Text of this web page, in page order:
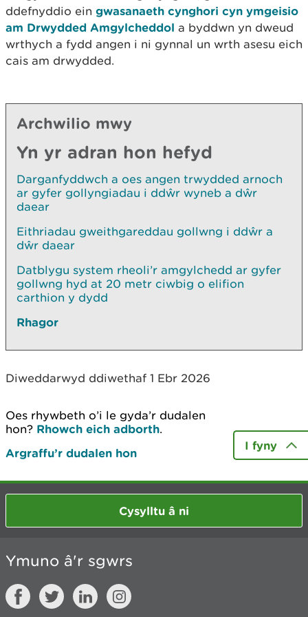
ddefnyddio ein gwasanaeth cynghori cyn ymgeisio
am Drwydded Amgylcheddol a byddwn yn dweud
wrthych a fydd angen i ni gynnal un wrth asesu eich
cais am drwydded.
Archwilio mwy
Yn yr adran hon hefyd
Darganfyddwch a oes angen trwydded arnoch
ar gyfer gollyngiadau i ddŵr wyneb a dŵr
daear
Eithriadau gweithgareddau gollwng i ddŵr a
dŵr daear
Datblygu system rheoli’r amgylchedd ar gyfer
gollwng hyd at 20 metr ciwbig o elifion
carthion y dydd
Rhagor
Diweddarwyd ddiwethaf 1 Ebr 2026
Oes rhywbeth o’i le gyda’r dudalen
hon? Rhowch eich adborth.
Argraffu’r dudalen hon
I fyny
Cysylltu â ni
Ymuno â'r sgwrs